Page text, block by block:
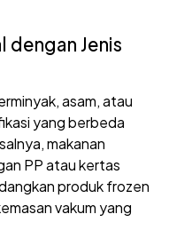
dengan Jenis
asam, atau
yang berbeda
makanan
PP atau kertas
produk frozen
vakum yang